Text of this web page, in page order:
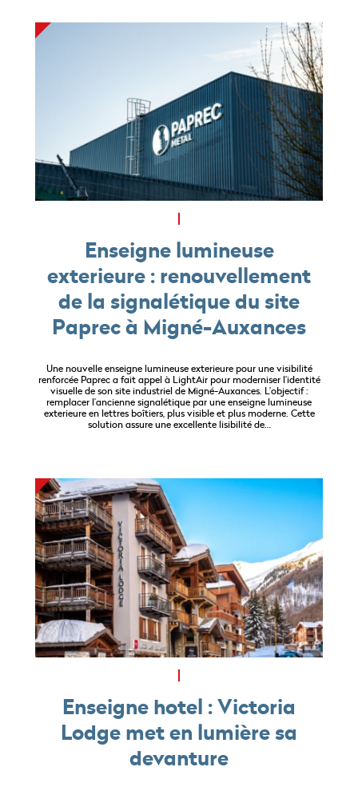
Enseigne lumineuse
exterieure : renouvellement
de la signalétique du site
Paprec à Migné-Auxances
Une nouvelle enseigne lumineuse exterieure pour une visibilité
renforcée Paprec a fait appel à LightAir pour moderniser l’identité
visuelle de son site industriel de Migné-Auxances. L’objectif :
remplacer l’ancienne signalétique par une enseigne lumineuse
exterieure en lettres boîtiers, plus visible et plus moderne. Cette
solution assure une excellente lisibilité de…
Enseigne hotel : Victoria
Lodge met en lumière sa
devanture